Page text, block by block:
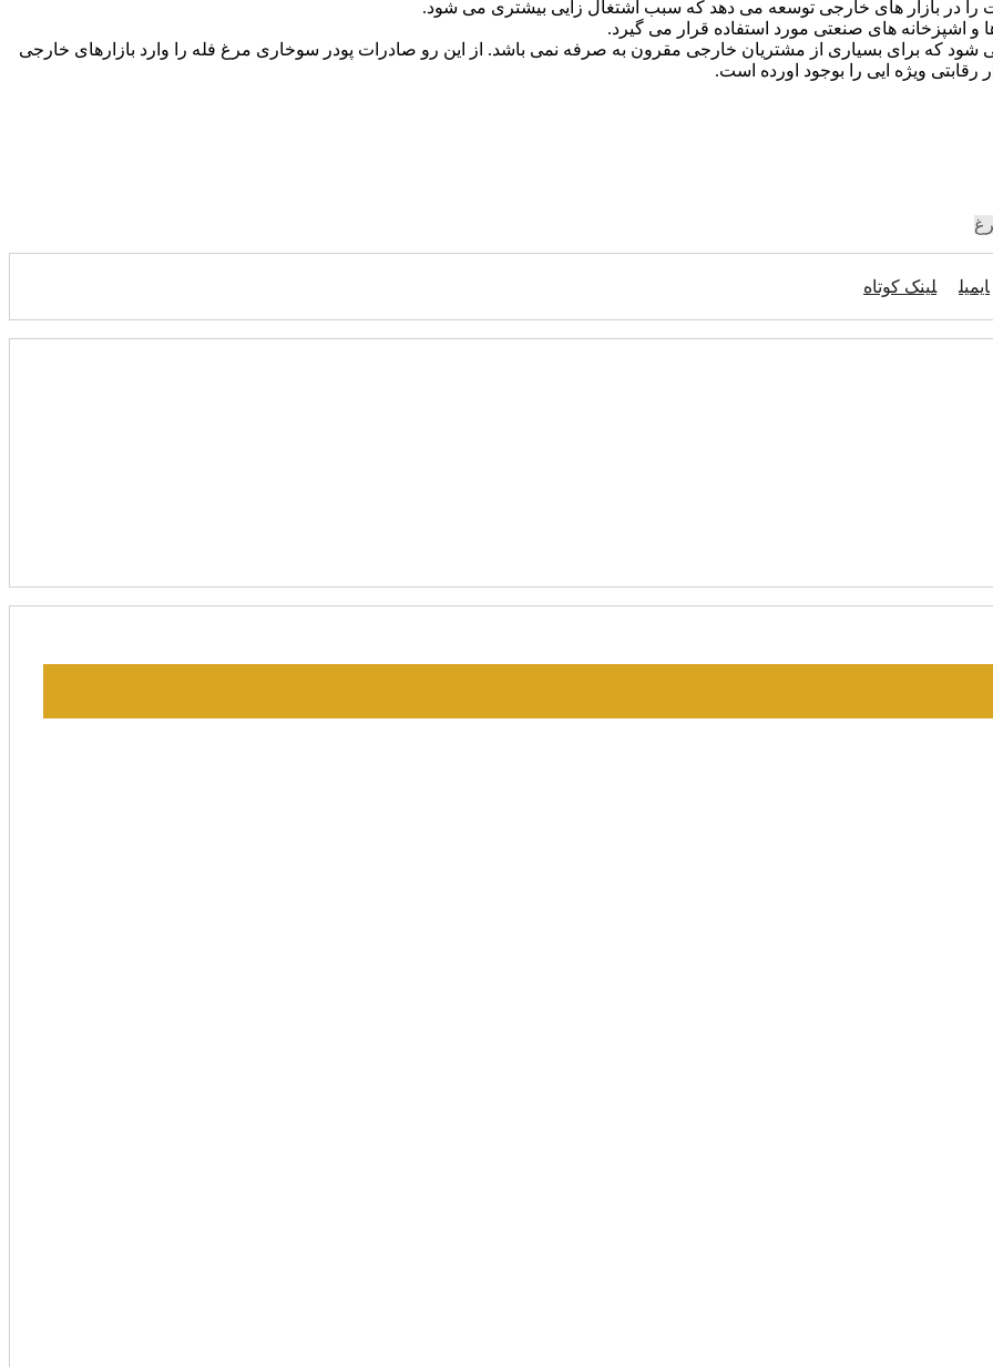
را در بازار های خارجی توسعه می دهد که سبب اشتغال زایی بیشتری می شود.
اشپزخانه های صنعتی مورد استفاده قرار می گیرد.
که برای بسیاری از مشتریان خارجی مقرون به صرفه نمی باشد. از این رو صادرات پودر سوخاری مرغ فله را وارد بازارهای خارجی
رقابتی ویژه ایی را بوجود اورده است.
ایمیل لینک کوتاه